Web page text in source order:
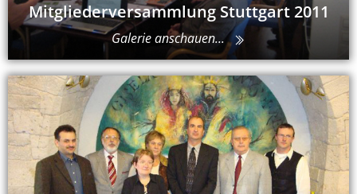
Mitgliederversammlung Stuttgart 2011
Galerie anschauen...